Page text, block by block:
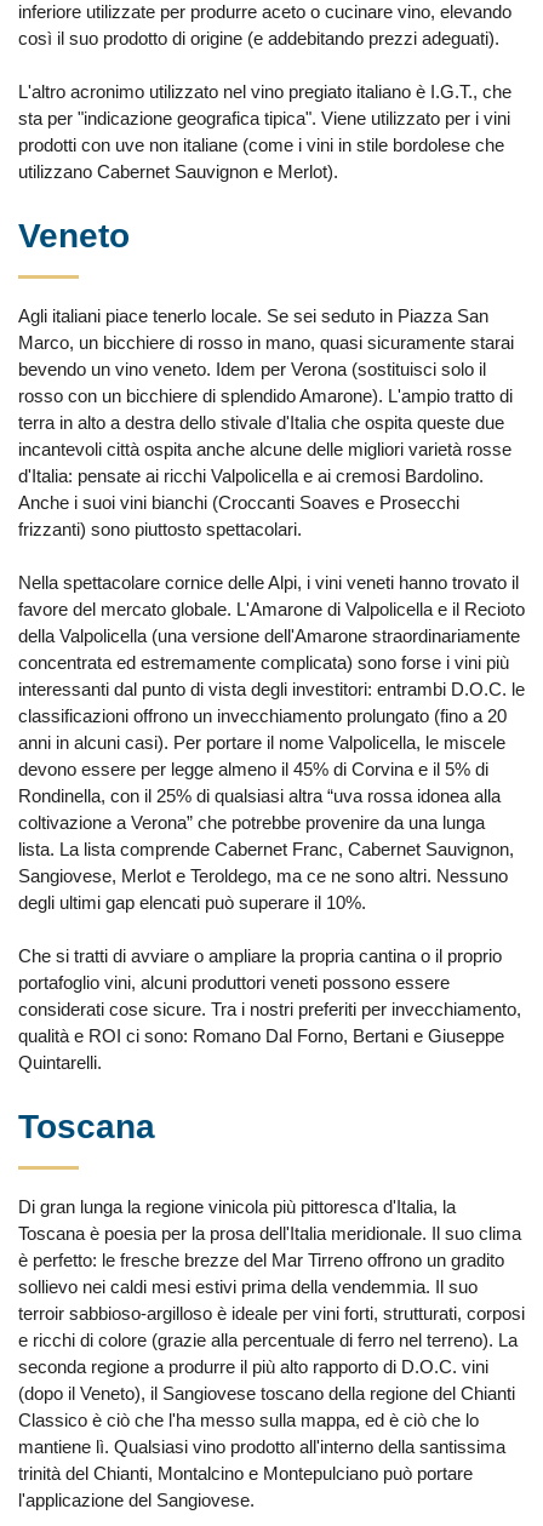
inferiore utilizzate per produrre aceto o cucinare vino, elevando
così il suo prodotto di origine (e addebitando prezzi adeguati).
L'altro acronimo utilizzato nel vino pregiato italiano è I.G.T., che
sta per "indicazione geografica tipica". Viene utilizzato per i vini
prodotti con uve non italiane (come i vini in stile bordolese che
utilizzano Cabernet Sauvignon e Merlot).
Veneto
Agli italiani piace tenerlo locale. Se sei seduto in Piazza San
Marco, un bicchiere di rosso in mano, quasi sicuramente starai
bevendo un vino veneto. Idem per Verona (sostituisci solo il
rosso con un bicchiere di splendido Amarone). L'ampio tratto di
terra in alto a destra dello stivale d'Italia che ospita queste due
incantevoli città ospita anche alcune delle migliori varietà rosse
d'Italia: pensate ai ricchi Valpolicella e ai cremosi Bardolino.
Anche i suoi vini bianchi (Croccanti Soaves e Prosecchi
frizzanti) sono piuttosto spettacolari.
Nella spettacolare cornice delle Alpi, i vini veneti hanno trovato il
favore del mercato globale. L'Amarone di Valpolicella e il Recioto
della Valpolicella (una versione dell'Amarone straordinariamente
concentrata ed estremamente complicata) sono forse i vini più
interessanti dal punto di vista degli investitori: entrambi D.O.C. le
classificazioni offrono un invecchiamento prolungato (fino a 20
anni in alcuni casi). Per portare il nome Valpolicella, le miscele
devono essere per legge almeno il 45% di Corvina e il 5% di
Rondinella, con il 25% di qualsiasi altra “uva rossa idonea alla
coltivazione a Verona” che potrebbe provenire da una lunga
lista. La lista comprende Cabernet Franc, Cabernet Sauvignon,
Sangiovese, Merlot e Teroldego, ma ce ne sono altri. Nessuno
degli ultimi gap elencati può superare il 10%.
Che si tratti di avviare o ampliare la propria cantina o il proprio
portafoglio vini, alcuni produttori veneti possono essere
considerati cose sicure. Tra i nostri preferiti per invecchiamento,
qualità e ROI ci sono: Romano Dal Forno, Bertani e Giuseppe
Quintarelli.
Toscana
Di gran lunga la regione vinicola più pittoresca d'Italia, la
Toscana è poesia per la prosa dell'Italia meridionale. Il suo clima
è perfetto: le fresche brezze del Mar Tirreno offrono un gradito
sollievo nei caldi mesi estivi prima della vendemmia. Il suo
terroir sabbioso-argilloso è ideale per vini forti, strutturati, corposi
e ricchi di colore (grazie alla percentuale di ferro nel terreno). La
seconda regione a produrre il più alto rapporto di D.O.C. vini
(dopo il Veneto), il Sangiovese toscano della regione del Chianti
Classico è ciò che l'ha messo sulla mappa, ed è ciò che lo
mantiene lì. Qualsiasi vino prodotto all'interno della santissima
trinità del Chianti, Montalcino e Montepulciano può portare
l'applicazione del Sangiovese.